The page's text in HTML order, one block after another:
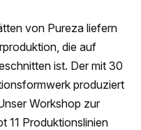
von Pureza liefern
die auf
ist. Der mit 30
produziert
Workshop zur
11 Produktionslinien